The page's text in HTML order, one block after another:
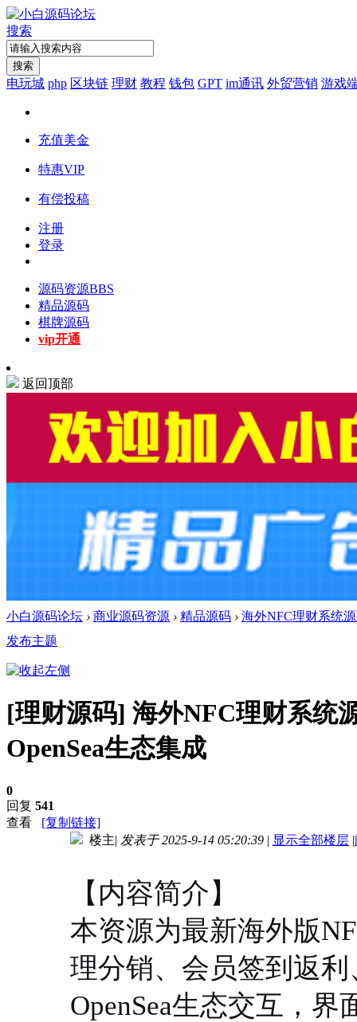
搜索
搜索
电玩城 php 区块链 理财 教程 钱包 GPT im通讯 外贸营销 游戏
充值美金
特惠VIP
有偿投稿
注册
登录
源码资源BBS
精品源码
棋牌源码
vip开通
返回顶部
小白源码论坛 › 商业源码资源 › 精品源码 › 海外NFC理财系统
发布主题
[理财源码] 海外NFC理财系统
OpenSea生态集成
0
回复 541
查看
[复制链接]
楼主| 发表于 2025-9-14 05:20:39 | 显示全部楼层 |
【内容简介】
本资源为最新海外版
理分销、会员签到返
OpenSea生态交互，